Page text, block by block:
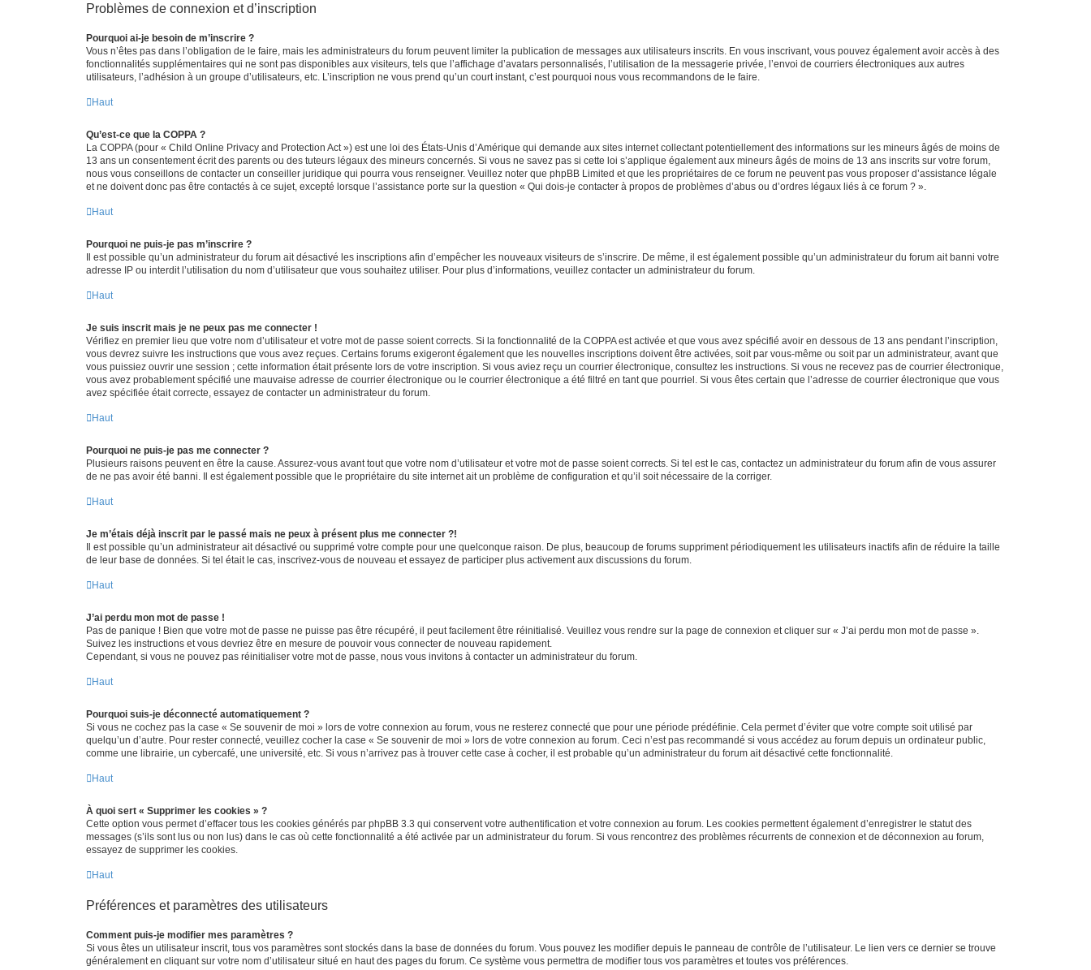
Problèmes de connexion et d’inscription
Pourquoi ai-je besoin de m’inscrire ?
Vous n’êtes pas dans l’obligation de le faire, mais les administrateurs du forum peuvent limiter la publication de messages aux utilisateurs inscrits. En vous inscrivant, vous pouvez également avoir accès à des
fonctionnalités supplémentaires qui ne sont pas disponibles aux visiteurs, tels que l’affichage d’avatars personnalisés, l’utilisation de la messagerie privée, l’envoi de courriers électroniques aux autres
utilisateurs, l’adhésion à un groupe d’utilisateurs, etc. L’inscription ne vous prend qu’un court instant, c’est pourquoi nous vous recommandons de le faire.
Haut
Qu’est-ce que la COPPA ?
La COPPA (pour « Child Online Privacy and Protection Act ») est une loi des États-Unis d’Amérique qui demande aux sites internet collectant potentiellement des informations sur les mineurs âgés de moins de
13 ans un consentement écrit des parents ou des tuteurs légaux des mineurs concernés. Si vous ne savez pas si cette loi s’applique également aux mineurs âgés de moins de 13 ans inscrits sur votre forum,
nous vous conseillons de contacter un conseiller juridique qui pourra vous renseigner. Veuillez noter que phpBB Limited et que les propriétaires de ce forum ne peuvent pas vous proposer d’assistance légale
et ne doivent donc pas être contactés à ce sujet, excepté lorsque l’assistance porte sur la question « Qui dois-je contacter à propos de problèmes d’abus ou d’ordres légaux liés à ce forum ? ».
Haut
Pourquoi ne puis-je pas m’inscrire ?
Il est possible qu’un administrateur du forum ait désactivé les inscriptions afin d’empêcher les nouveaux visiteurs de s’inscrire. De même, il est également possible qu’un administrateur du forum ait banni votre
adresse IP ou interdit l’utilisation du nom d’utilisateur que vous souhaitez utiliser. Pour plus d’informations, veuillez contacter un administrateur du forum.
Haut
Je suis inscrit mais je ne peux pas me connecter !
Vérifiez en premier lieu que votre nom d’utilisateur et votre mot de passe soient corrects. Si la fonctionnalité de la COPPA est activée et que vous avez spécifié avoir en dessous de 13 ans pendant l’inscription,
vous devrez suivre les instructions que vous avez reçues. Certains forums exigeront également que les nouvelles inscriptions doivent être activées, soit par vous-même ou soit par un administrateur, avant que
vous puissiez ouvrir une session ; cette information était présente lors de votre inscription. Si vous aviez reçu un courrier électronique, consultez les instructions. Si vous ne recevez pas de courrier électronique,
vous avez probablement spécifié une mauvaise adresse de courrier électronique ou le courrier électronique a été filtré en tant que pourriel. Si vous êtes certain que l’adresse de courrier électronique que vous
avez spécifiée était correcte, essayez de contacter un administrateur du forum.
Haut
Pourquoi ne puis-je pas me connecter ?
Plusieurs raisons peuvent en être la cause. Assurez-vous avant tout que votre nom d’utilisateur et votre mot de passe soient corrects. Si tel est le cas, contactez un administrateur du forum afin de vous assurer
de ne pas avoir été banni. Il est également possible que le propriétaire du site internet ait un problème de configuration et qu’il soit nécessaire de la corriger.
Haut
Je m’étais déjà inscrit par le passé mais ne peux à présent plus me connecter ?!
Il est possible qu’un administrateur ait désactivé ou supprimé votre compte pour une quelconque raison. De plus, beaucoup de forums suppriment périodiquement les utilisateurs inactifs afin de réduire la taille
de leur base de données. Si tel était le cas, inscrivez-vous de nouveau et essayez de participer plus activement aux discussions du forum.
Haut
J’ai perdu mon mot de passe !
Pas de panique ! Bien que votre mot de passe ne puisse pas être récupéré, il peut facilement être réinitialisé. Veuillez vous rendre sur la page de connexion et cliquer sur « J’ai perdu mon mot de passe ».
Suivez les instructions et vous devriez être en mesure de pouvoir vous connecter de nouveau rapidement.
Cependant, si vous ne pouvez pas réinitialiser votre mot de passe, nous vous invitons à contacter un administrateur du forum.
Haut
Pourquoi suis-je déconnecté automatiquement ?
Si vous ne cochez pas la case « Se souvenir de moi » lors de votre connexion au forum, vous ne resterez connecté que pour une période prédéfinie. Cela permet d’éviter que votre compte soit utilisé par
quelqu’un d’autre. Pour rester connecté, veuillez cocher la case « Se souvenir de moi » lors de votre connexion au forum. Ceci n’est pas recommandé si vous accédez au forum depuis un ordinateur public,
comme une librairie, un cybercafé, une université, etc. Si vous n’arrivez pas à trouver cette case à cocher, il est probable qu’un administrateur du forum ait désactivé cette fonctionnalité.
Haut
À quoi sert « Supprimer les cookies » ?
Cette option vous permet d’effacer tous les cookies générés par phpBB 3.3 qui conservent votre authentification et votre connexion au forum. Les cookies permettent également d’enregistrer le statut des
messages (s’ils sont lus ou non lus) dans le cas où cette fonctionnalité a été activée par un administrateur du forum. Si vous rencontrez des problèmes récurrents de connexion et de déconnexion au forum,
essayez de supprimer les cookies.
Haut
Préférences et paramètres des utilisateurs
Comment puis-je modifier mes paramètres ?
Si vous êtes un utilisateur inscrit, tous vos paramètres sont stockés dans la base de données du forum. Vous pouvez les modifier depuis le panneau de contrôle de l’utilisateur. Le lien vers ce dernier se trouve
généralement en cliquant sur votre nom d’utilisateur situé en haut des pages du forum. Ce système vous permettra de modifier tous vos paramètres et toutes vos préférences.